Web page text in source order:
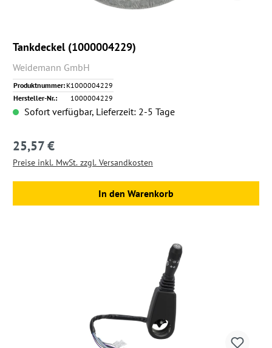
Tankdeckel (1000004229)
Weidemann GmbH
Produktnummer: K1000004229
Hersteller-Nr.:
1000004229
Sofort verfügbar, Lieferzeit: 2-5 Tage
Regulärer Preis:
25,57 €
Preise inkl. MwSt. zzgl. Versandkosten
In den Warenkorb